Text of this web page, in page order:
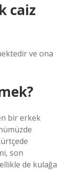
caiz
ve ona
bir erkek
son
de kulağa